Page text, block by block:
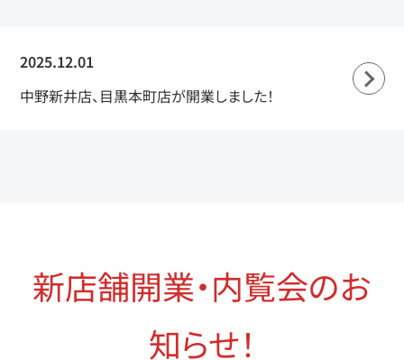
2025.12.01
中野新井店、目黒本町店が開業しました！
新店舗開業・内覧会のお
知らせ！